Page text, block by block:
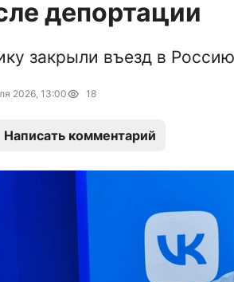
депортации
закрыли въезд в
2026, 13:00 18
Написать комментарий